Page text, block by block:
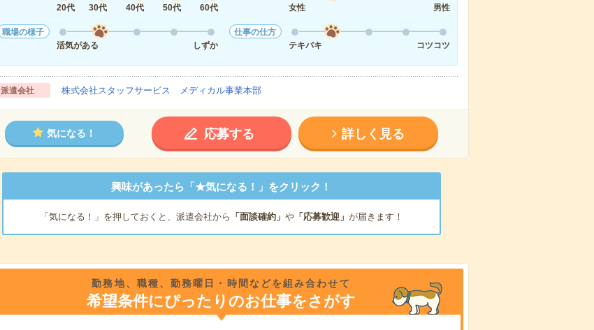
20代
30代 40代 50代 60代
女性
男性
職場の様子
活気がある
しずか
仕事の仕方
テキパキ
コツコツ
派遣会社 株式会社スタッフサービス メディカル事業本部
気になる！ 応募する 詳しく見る
興味があったら「★気になる！」をクリック！
「気になる！」を押しておくと、派遣会社から 「面談確約」 や「応募歓迎」 が届きます！
勤務地、職種、勤務曜日・時間などを組み合わせて
希望条件にぴったりのお仕事をさがす